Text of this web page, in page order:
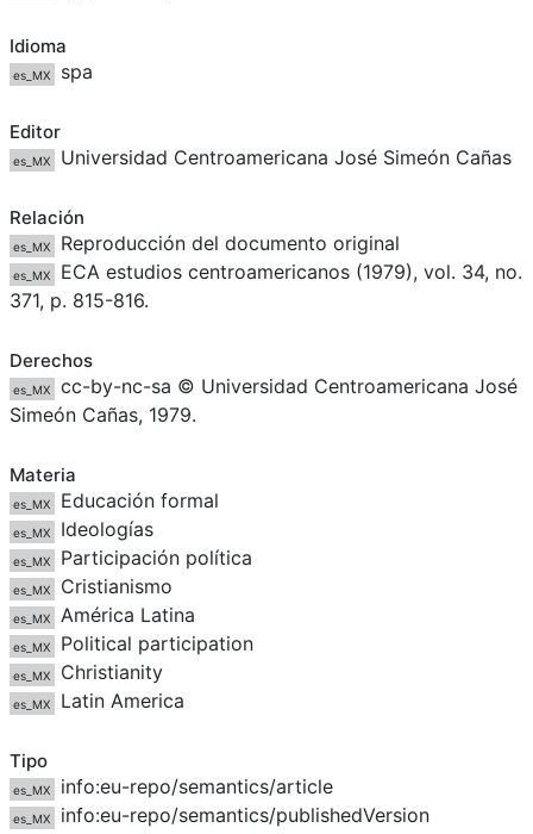
Idioma
es_MX spa
Editor
es_MX Universidad Centroamericana José Simeón Cañas
Relación
es_MX Reproducción del documento original
es_MX
ECA estudios centroamericanos (1979), vol. 34, no.
371, p. 815-816.
Derechos
es_MX
cc-by-nc-sa © Universidad Centroamericana José
Simeón Cañas, 1979.
Materia
es_MX Educación formal
es_MX Ideologías
es_MX Participación política
es_MX Cristianismo
es_MX América Latina
es_MX Political participation
es_MX Christianity
es_MX Latin America
Tipo
es_MX info:eu-repo/semantics/article
es_MX info:eu-repo/semantics/publishedVersion